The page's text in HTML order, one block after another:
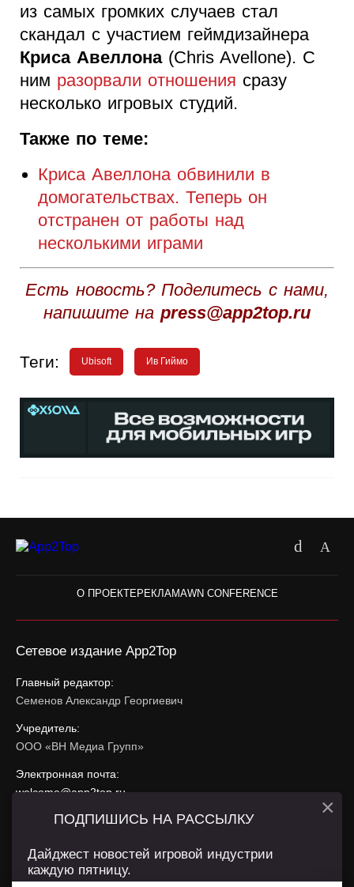
из самых громких случаев стал
скандал с участием геймдизайнера
Криса Авеллона(Chris Avellone). С
ним разорвали отношения сразу
несколько игровых студий.
Также по теме:
Криса Авеллона обвинили в
домогательствах. Теперь он
отстранен от работы над
несколькими играми
Есть новость? Поделитесь с нами,
напишите на press@app2top.ru
Теги: Ubisoft Ив Гиймо
О ПРОЕКТЕРЕКЛАМАWN CONFERENCE
Сетевое издание App2Top
Главный редактор:
Семенов Александр Георгиевич
Учредитель:
ООО «ВН Медиа Групп»
Электронная почта:
welcome@app2top.ru
При использовании материалов активная ссылка на
Сайт использует IP адреса, cookie, данные геолокации
ПОДПИШИСЬ НА РАССЫЛКУ
Дайджест новостей игровой индустрии
каждую пятницу.
×